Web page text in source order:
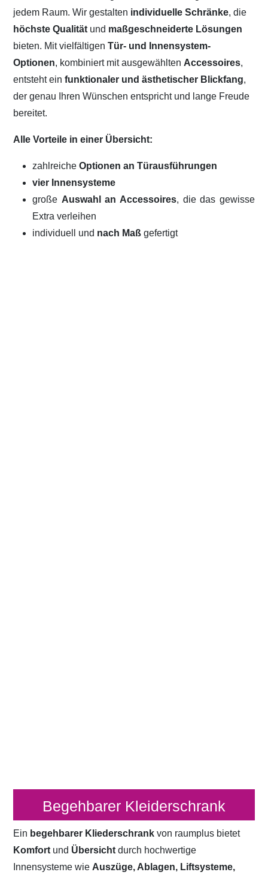
jedem Raum. Wir gestalten individuelle Schränke, die
höchste Qualität und maßgeschneiderte Lösungen
bieten. Mit vielfältigenTür- und Innensystem-
Optionen, kombiniert mit ausgewählten Accessoires,
entsteht einfunktionaler und ästhetischer Blickfang,
der genau Ihren Wünschen entspricht und lange Freude
bereitet.
Alle Vorteile in einer Übersicht:
zahlreicheOptionen an Türausführungen
vier Innensysteme
große Auswahl an Accessoires, die das gewisse
Extra verleihen
individuell und nach Maßgefertigt
Begehbarer Kleiderschrank
Ein begehbarer Kliederschrankvon raumplus bietet
Komfort und Übersicht durch hochwertige
Innensysteme wie Auszüge, Ablagen, Liftsysteme,